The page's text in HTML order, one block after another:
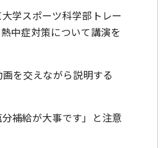
学スポーツ科学部トレー
中症対策について講演を
を交えながら説明する
補給が大事です」と注意